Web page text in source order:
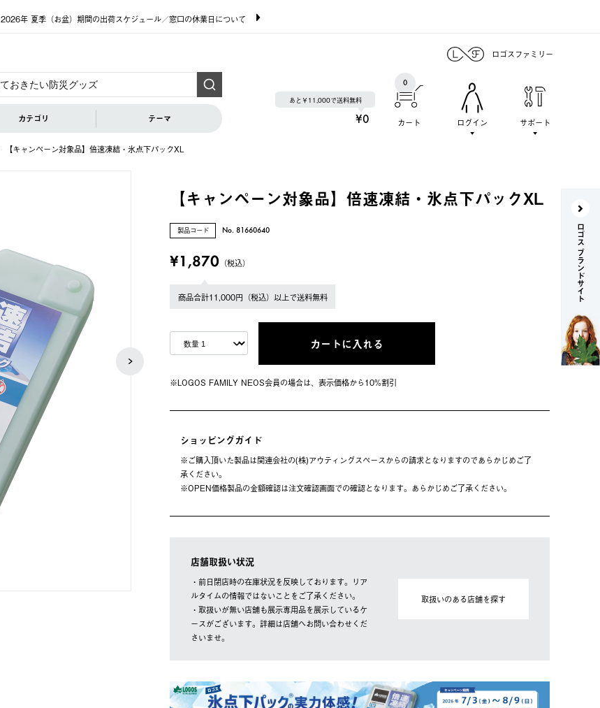
2026年 夏季（お盆）期間の出荷スケジュール／窓口の休業日について
ロゴスファミリー
カテゴリ テーマ
あと￥11,000で送料無料
¥0 カート
0
ログイン サポート
【キャンペーン対象品】倍速凍結・氷点下パックXL
【キャンペーン対象品】倍速凍結・氷点下パックXL
製品コード No. 81660640
¥1,870 （税込）
商品合計11,000円（税込）以上で送料無料
カートに入れる
※LOGOS FAMILY NEOS会員の場合は、表⽰価格から10%割引
ショッピングガイド
※ご購⼊頂いた製品は関連会社の(株)アウティングスペースからの請求となりますのであらかじめご了
承ください。
※OPEN価格製品の⾦額確認は注⽂確認画⾯での確認となります。あらかじめご了承ください。
店舗取扱い状況
・前日閉店時の在庫状況を反映しております。リア
ルタイムの情報ではないことをご了承ください。
・取扱いが無い店舗も展示専用品を展示しているケ
ースがございます。詳細は店舗へお問い合わせくだ
さいませ。
取扱いのある店舗を探す
ロゴス ブランドサイト